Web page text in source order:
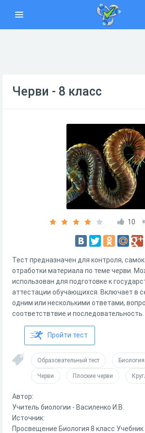
Черви - 8 класс
10
Тест предназначен для контроля,
отработки материала по теме черви.
использован для подготовке к
аттестации обучающихся. Включает в
одним или несколькими ответами,
соответствтвие и последовательность.
Пройти тест
Образовательный тест Биология
Черви Плоские черви
Автор:
Учитель биологии - Василенко И.В.
Источник:
Просвещение Биология 8 класс